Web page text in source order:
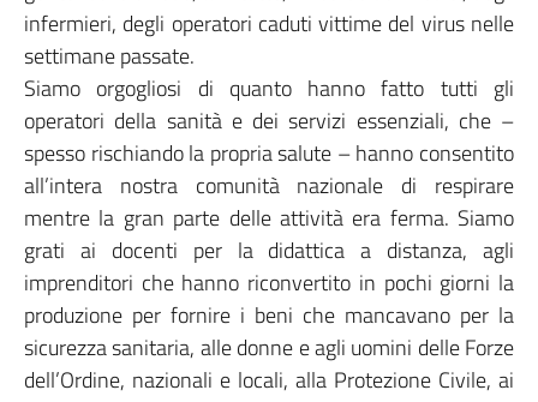
infermieri, degli operatori caduti vittime del virus nelle
settimane passate.
Siamo orgogliosi di quanto hanno fatto tutti gli
operatori della sanità e dei servizi essenziali, che –
spesso rischiando la propria salute – hanno consentito
all’intera nostra comunità nazionale di respirare
mentre la gran parte delle attività era ferma. Siamo
grati ai docenti per la didattica a distanza, agli
imprenditori che hanno riconvertito in pochi giorni la
produzione per fornire i beni che mancavano per la
sicurezza sanitaria, alle donne e agli uomini delle Forze
dell’Ordine, nazionali e locali, alla Protezione Civile, ai